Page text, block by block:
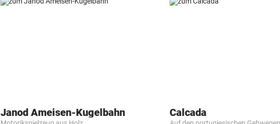
Janod Ameisen-Kugelbahn Calcada